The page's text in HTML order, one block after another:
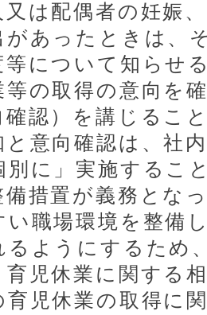
又は配偶者の妊娠
があったときは、
等について知らせ
等の取得の意向を
確認）を講じるこ
と意向確認は、社
別に」実施するこ
備措置が義務とな
職場環境を整備
るようにするため
児休業に関する
育児休業の取得に